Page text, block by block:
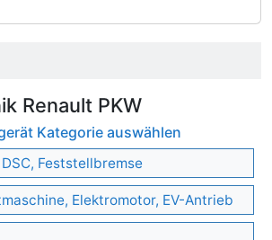
Renault PKW
Kategorie auswählen
DSC, Feststellbremse
Elektromotor, EV-Antrieb